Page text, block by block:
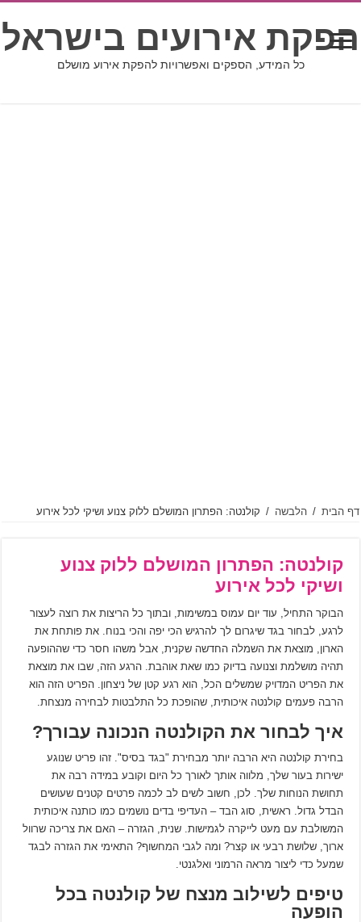
הפקת אירועים בישראל
כל המידע, הספקים ואפשרויות להפקת אירוע מושלם
דף הבית / הלבשה / קולנטה: הפתרון המושלם ללוק צנוע ושיקי לכל אירוע
קולנטה: הפתרון המושלם ללוק צנוע
ושיקי לכל אירוע
הבוקר התחיל, עוד יום עמוס במשימות, ובתוך כל הריצות את רוצה לעצור
לרגע, לבחור בגד שיגרום לך להרגיש הכי יפה והכי בנוח. את פותחת את
הארון, מוצאת את השמלה החדשה שקנית, אבל משהו חסר כדי שההופעה
תהיה מושלמת וצנועה בדיוק כמו שאת אוהבת. הרגע הזה, שבו את מוצאת
את הפריט המדויק שמשלים הכל, הוא רגע קטן של ניצחון. הפריט הזה הוא
הרבה פעמים קולנטה איכותית, שהופכת כל התלבטות לבחירה מנצחת.
איך לבחור את הקולנטה הנכונה עבורך?
בחירת קולנטה היא הרבה יותר מבחירת "בגד בסיס". זהו פריט שנוגע
ישירות בעור שלך, מלווה אותך לאורך כל היום וקובע במידה רבה את
תחושת הנוחות שלך. לכן, חשוב לשים לב לכמה פרטים קטנים שעושים
הבדל גדול. ראשית, סוג הבד – העדיפי בדים נושמים כמו כותנה איכותית
המשולבת עם מעט לייקרה לגמישות. שנית, הגזרה – האם את צריכה שרוול
ארוך, שלושת רבעי או קצר? ומה לגבי המחשוף? התאימי את הגזרה לבגד
שמעל כדי ליצור מראה הרמוני ואלגנטי.
טיפים לשילוב מנצח של קולנטה בכל
הופעה